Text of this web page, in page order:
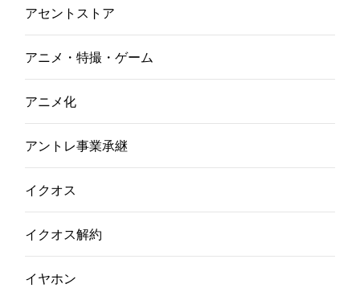
アセントストア
アニメ・特撮・ゲーム
アニメ化
アントレ事業承継
イクオス
イクオス解約
イヤホン